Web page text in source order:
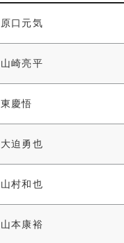
原口元気
山崎亮平
東慶悟
大迫勇也
山村和也
山本康裕